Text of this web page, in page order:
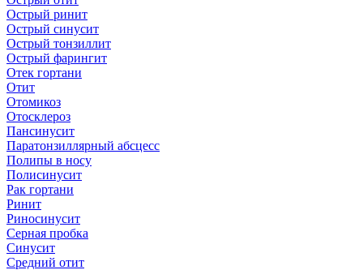
Острый ринит
Острый синусит
Острый тонзиллит
Острый фарингит
Отек гортани
Отит
Отомикоз
Отосклероз
Пансинусит
Паратонзиллярный абсцесс
Полипы в носу
Полисинусит
Рак гортани
Ринит
Риносинусит
Серная пробка
Синусит
Средний отит